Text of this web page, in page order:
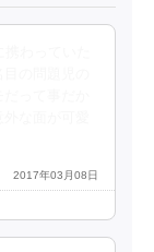
な面が可愛
2017年03月08日